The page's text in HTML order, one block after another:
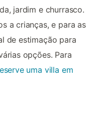
jardim e churrasco.
a crianças, e para as
de estimação para
opções. Para
uma villa em